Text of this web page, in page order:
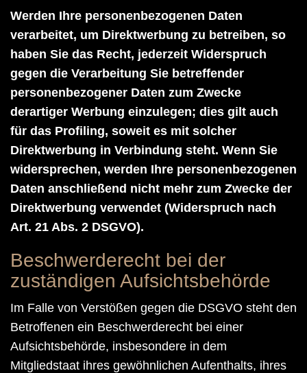
Werden Ihre personenbezogenen Daten
verarbeitet, um Direktwerbung zu betreiben, so
haben Sie das Recht, jederzeit Widerspruch
gegen die Verarbeitung Sie betreffender
personenbezogener Daten zum Zwecke
derartiger Werbung einzulegen; dies gilt auch
für das Profiling, soweit es mit solcher
Direktwerbung in Verbindung steht. Wenn Sie
widersprechen, werden Ihre personenbezogenen
Daten anschließend nicht mehr zum Zwecke der
Direktwerbung verwendet (Widerspruch nach
Art. 21 Abs. 2 DSGVO).
Beschwerderecht bei der
zuständigen Aufsichtsbehörde
Im Falle von Verstößen gegen die DSGVO steht den
Betroffenen ein Beschwerderecht bei einer
Aufsichtsbehörde, insbesondere in dem
Mitgliedstaat ihres gewöhnlichen Aufenthalts, ihres